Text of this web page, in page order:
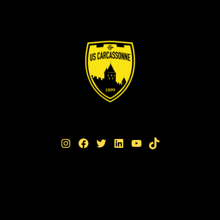
Instagram Facebook Twitter LinkedIn YouTube TikTok